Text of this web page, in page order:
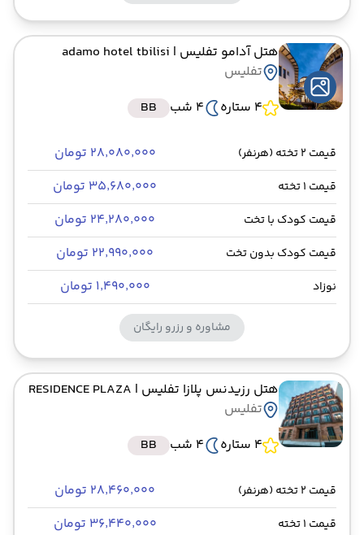
هتل آدامو تفلیس | adamo hotel tbilisi
تفلیس
4 ستاره
4 شب BB
قیمت 2 تخته (هرنفر) ۲۸٬۰۸۰٬۰۰۰ تومان
قیمت 1 تخته ۳۵٬۶۸۰٬۰۰۰ تومان
قیمت کودک با تخت ۲۴٬۲۸۰٬۰۰۰ تومان
قیمت کودک بدون تخت ۲۲٬۹۹۰٬۰۰۰ تومان
نوزاد ۱٬۴۹۰٬۰۰۰ تومان
مشاوره و رزرو رایگان
هتل رزیدنس پلازا تفلیس | RESIDENCE PLAZA
تفلیس
4 ستاره
4 شب BB
قیمت 2 تخته (هرنفر) ۲۸٬۴۶۰٬۰۰۰ تومان
قیمت 1 تخته ۳۶٬۴۴۰٬۰۰۰ تومان